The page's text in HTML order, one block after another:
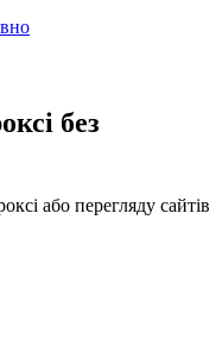
без
або перегляду сайтів